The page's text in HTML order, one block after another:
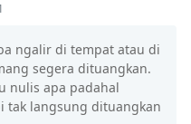
ngalir di tempat atau di
segera dituangkan.
nulis apa padahal
tak langsung dituangkan